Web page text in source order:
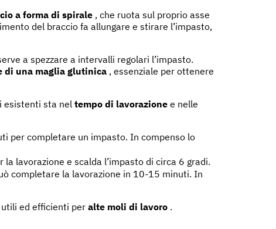
a forma di spirale, che ruota sul proprio asse
del braccio fa allungare e stirare l’impasto,
a spezzare a intervalli regolari l’impasto.
di una maglia glutinica, essenziale per ottenere
esistenti sta nel tempo di lavorazionee nelle
per completare un impasto. In compenso lo
lavorazione e scalda l’impasto di circa 6 gradi.
completare la lavorazione in 10-15 minuti. In
ed efficienti peralte moli di lavoro.